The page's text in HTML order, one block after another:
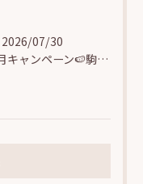
2026/07/30
8月キャンペーン🍉駒込駅近【むくみ・疲労・セルライトを丸ごとリセット！美脚シルエット矯正コース】